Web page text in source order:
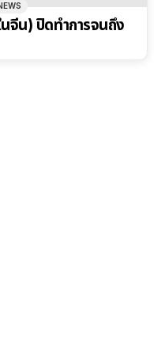
จีน) ปิดทำการจนถึง